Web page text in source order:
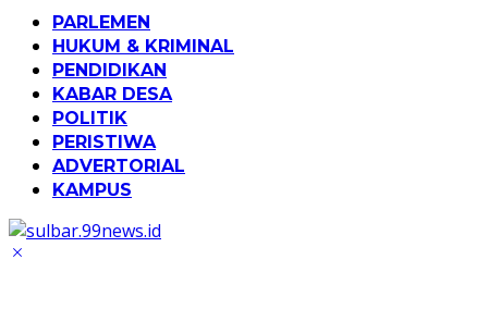
PARLEMEN
HUKUM & KRIMINAL
PENDIDIKAN
KABAR DESA
POLITIK
PERISTIWA
ADVERTORIAL
KAMPUS